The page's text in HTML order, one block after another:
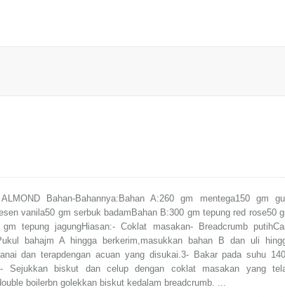
Bahan-Bahannya:Bahan A:260 gm mentega150 gm
vanila50 gm serbuk badamBahan B:300 gm tepung red rose50
tepung jagungHiasan:- Coklat masakan- Breadcrumb
bahajm A hingga berkerim,masukkan bahan B dan uli
dan terapdengan acuan yang disukai.3- Bakar pada suhu
Sejukkan biskut dan celup dengan coklat masakan yang
boilerbn golekkan biskut kedalam breadcrumb. ...